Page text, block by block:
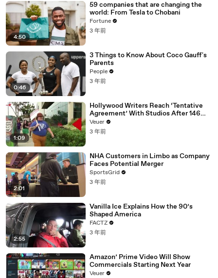
4:50
59 companies that are changing the
world: From Tesla to Chobani
Fortune
3 年前
0:46
3 Things to Know About Coco Gauff's
Parents
People
3 年前
1:09
Hollywood Writers Reach ‘Tentative
Agreement’ With Studios After 146
Day Strike
Veuer
3 年前
2:01
NHA Customers in Limbo as Company
Faces Potential Merger
SportsGrid
3 年前
2:55
Vanilla Ice Explains How the 90’s
Shaped America
FACTZ
3 年前
Amazon’ Prime Video Will Show
Commercials Starting Next Year
Veuer